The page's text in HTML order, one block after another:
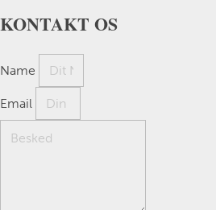
KONTAKT OS
Name
Email